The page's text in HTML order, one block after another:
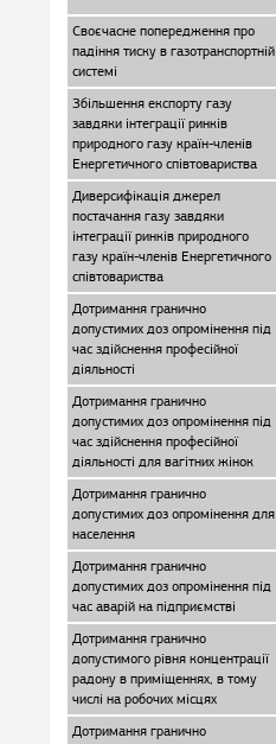
Своєчасне попередження про
падіння тиску в газотранспортній
системі
Збільшення експорту газу
завдяки інтеграції ринків
природного газу країн-членів
Енергетичного співтовариства
Диверсифікація джерел
постачання газу завдяки
інтеграції ринків природного
газу країн-членів Енергетичного
співтовариства
Дотримання гранично
допустимих доз опромінення під
час здійснення професійної
діяльності
Дотримання гранично
допустимих доз опромінення під
час здійснення професійної
діяльності для вагітних жінок
Дотримання гранично
допустимих доз опромінення для
населення
Дотримання гранично
допустимих доз опромінення під
час аварій на підприємстві
Дотримання гранично
допустимого рівня концентрації
радону в приміщеннях, в тому
числі на робочих місцях
Дотримання гранично